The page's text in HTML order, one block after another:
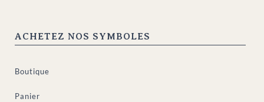
ACHETEZ NOS SYMBOLES
Boutique
Panier